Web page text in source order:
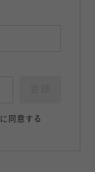
に同意する